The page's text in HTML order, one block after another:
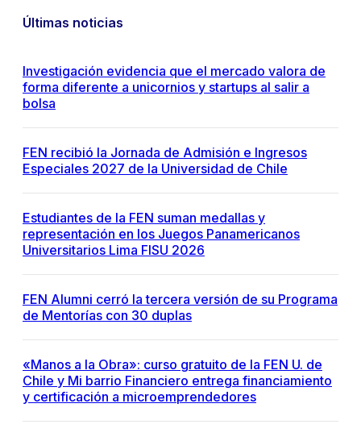
Últimas noticias
Investigación evidencia que el mercado valora de
forma diferente a unicornios y startups al salir a
bolsa
FEN recibió la Jornada de Admisión e Ingresos
Especiales 2027 de la Universidad de Chile
Estudiantes de la FEN suman medallas y
representación en los Juegos Panamericanos
Universitarios Lima FISU 2026
FEN Alumni cerró la tercera versión de su Programa
de Mentorías con 30 duplas
«Manos a la Obra»: curso gratuito de la FEN U. de
Chile y Mi barrio Financiero entrega financiamiento
y certificación a microemprendedores